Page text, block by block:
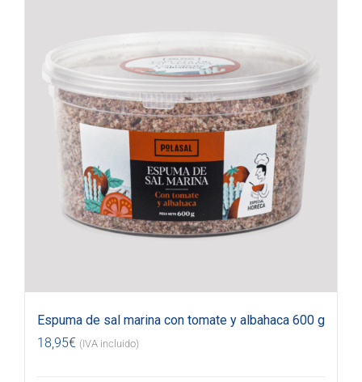
Espuma de sal marina con tomate y albahaca 600 g
18,95€ (IVA incluido)